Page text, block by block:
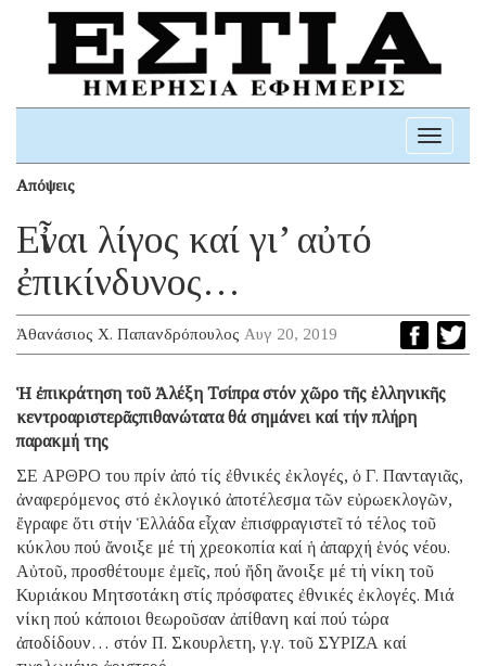
Toggle
Απόψεις
Εἶναι λίγος καί γι’ αὐτό
ἐπικίνδυνος…
Ἀθανάσιος Χ. Παπανδρόπουλος Αυγ 20, 2019
Ἡ ἐπικράτηση τοῦ Ἀλέξη Τσίπρα στόν χῶρο τῆς ἑλληνικῆς
κεντροαριστερᾶςπιθανώτατα θά σημάνει καί τήν πλήρη
παρακμή της
ΣΕ ΑΡΘΡΟ του πρίν ἀπό τίς ἐθνικές ἐκλογές, ὁ Γ. Πανταγιᾶς,
ἀναφερόμενος στό ἐκλογικό ἀποτέλεσμα τῶν εὐρωεκλογῶν,
ἔγραφε ὅτι στήν Ἑλλάδα εἶχαν ἐπισφραγιστεῖ τό τέλος τοῦ
κύκλου πού ἄνοιξε μέ τή χρεοκοπία καί ἡ ἀπαρχή ἑνός νέου.
Αὐτοῦ, προσθέτουμε ἐμεῖς, πού ἤδη ἄνοιξε μέ τή νίκη τοῦ
Κυριάκου Μητσοτάκη στίς πρόσφατες ἐθνικές ἐκλογές. Μιά
νίκη πού κάποιοι θεωροῦσαν ἀπίθανη καί πού τώρα
ἀποδίδουν… στόν Π. Σκουρλετη, γ.γ. τοῦ ΣΥΡΙΖΑ καί